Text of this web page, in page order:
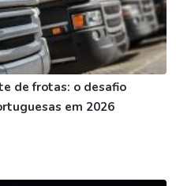
de frotas: o desafio
em 2026